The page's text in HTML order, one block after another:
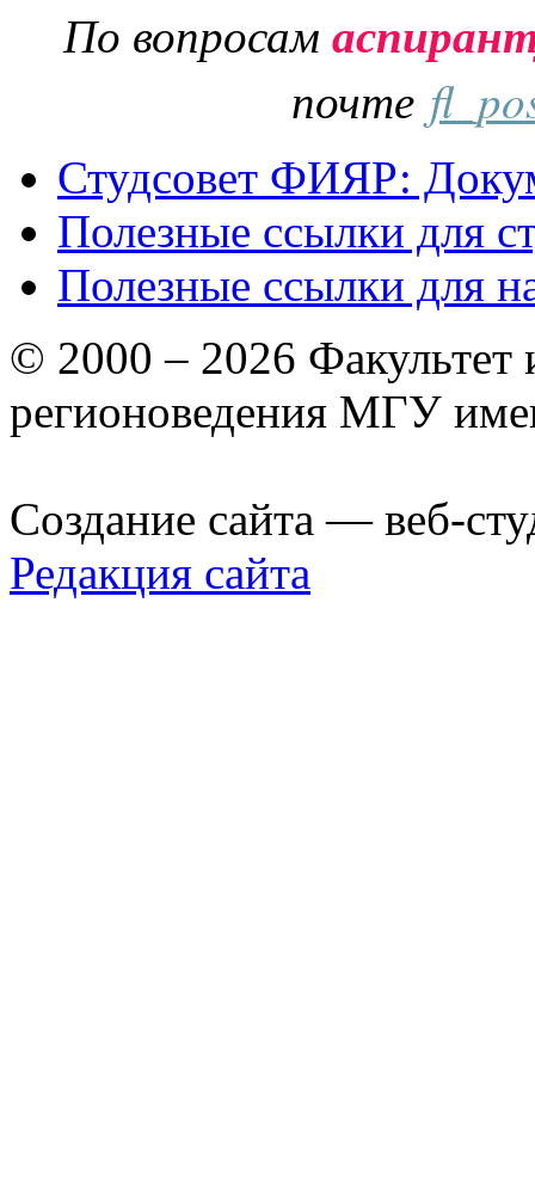
По вопросам
почте
Студсовет ФИЯР:
Полезные ссылки для
Полезные ссылки для
© 2000 – 2026 Факультет
регионоведения МГУ
Создание сайта — веб-
Редакция сайта